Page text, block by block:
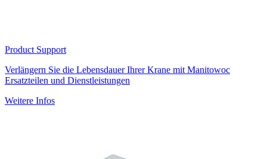
Product Support
Verlängern Sie die Lebensdauer Ihrer Krane mit Manitowoc
Ersatzteilen und Dienstleistungen
Weitere Infos